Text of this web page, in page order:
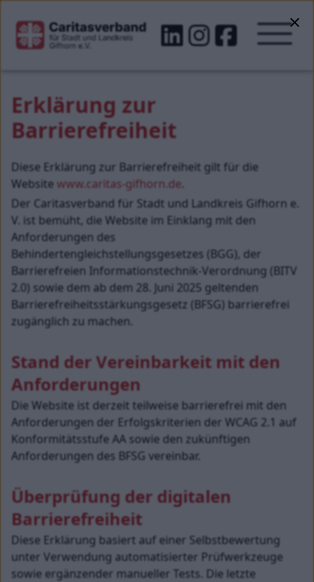
Erklärung zur
Barrierefreiheit
Diese Erklärung zur Barrierefreiheit gilt für die
Website www.caritas-gifhorn.de
Der Caritasverband für Stadt und Landkreis Gifhorn e.
V. ist bemüht, die Website im Einklang mit den
Anforderungen des
Behindertengleichstellungsgesetzes (BGG), der
Barrierefreien Informationstechnik-Verordnung (BITV
2.0) sowie dem ab dem 28. Juni 2025 geltenden
Barrierefreiheitsstärkungsgesetz (BFSG) barrierefrei
zugänglich zu machen.
Stand der Vereinbarkeit mit den
Anforderungen
Die Website ist derzeit teilweise barrierefrei mit den
Anforderungen der Erfolgskriterien der WCAG 2.1 auf
Konformitätsstufe AA sowie den zukünftigen
Anforderungen des BFSG vereinbar.
Überprüfung der digitalen
Barrierefreiheit
Diese Erklärung basiert auf einer Selbstbewertung
unter Verwendung automatisierter Prüfwerkzeuge
sowie ergänzender manueller Tests. Die letzte